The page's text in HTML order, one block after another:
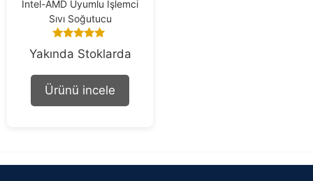
Intel-AMD Uyumlu İşlemci
Sıvı Soğutucu
5.00
out of 5
Yakında Stoklarda
Ürünü incele